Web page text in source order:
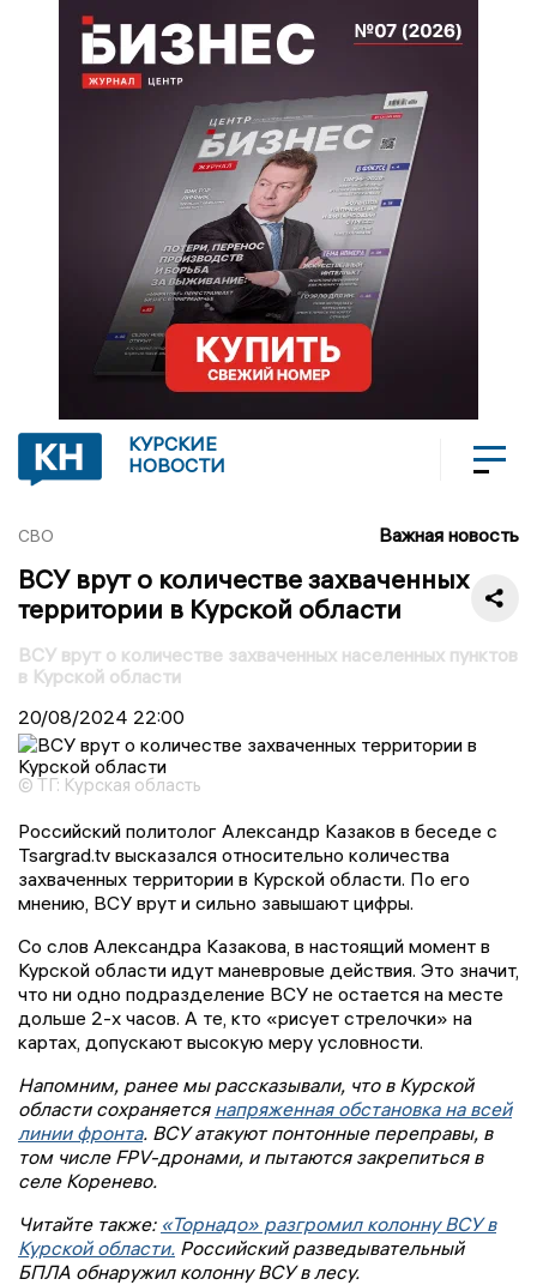
КУРСКИЕ
НОВОСТИ
СВО Важная новость
ВСУ врут о количестве захваченных
территории в Курской области
ВСУ врут о количестве захваченных населенных пунктов
в Курской области
20/08/2024 22:00
© ТГ: Курская область
Российский политолог Александр Казаков в беседе с
Tsargrad.tv высказался относительно количества
захваченных территории в Курской области. По его
мнению, ВСУ врут и сильно завышают цифры.
Со слов Александра Казакова, в настоящий момент в
Курской области идут маневровые действия. Это значит,
что ни одно подразделение ВСУ не остается на месте
дольше 2-х часов. А те, кто «рисует стрелочки» на
картах, допускают высокую меру условности.
Напомним, ранее мы рассказывали, что в Курской
области сохраняется напряженная обстановка на всей
линии фронта. ВСУ атакуют понтонные переправы, в
том числе FPV-дронами, и пытаются закрепиться в
селе Коренево.
Читайте также: «Торнадо» разгромил колонну ВСУ в
Курской области. Российский разведывательный
БПЛА обнаружил колонну ВСУ в лесу.